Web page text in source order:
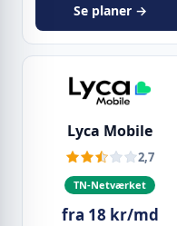
Se planer →
Lyca Mobile
2,7
TN-Netværket
fra 18 kr/md